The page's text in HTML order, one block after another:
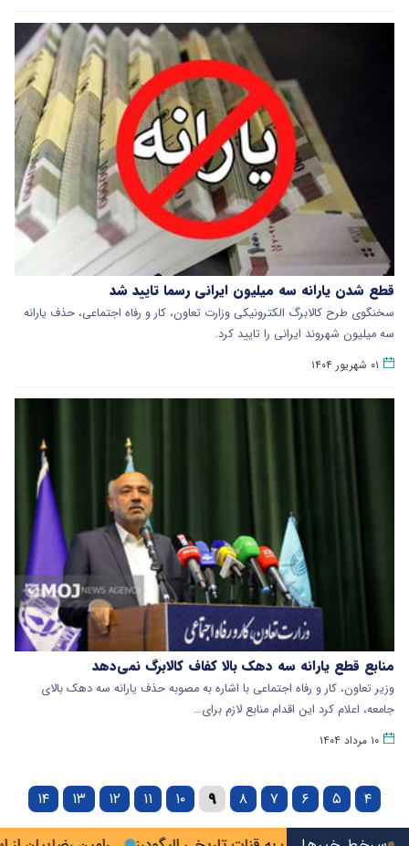
قطع شدن یارانه سه میلیون ایرانی رسما تایید شد
سخنگوی طرح کالابرگ الکترونیکی وزارت تعاون، کار و رفاه اجتماعی، حذف یارانه
سه میلیون شهروند ایرانی را تایید کرد.
۰۱ شهریور ۱۴۰۴
منابع قطع یارانه سه دهک بالا کفاف کالابرگ نمی‌دهد
وزیر تعاون، کار و رفاه اجتماعی با اشاره به مصوبه حذف یارانه سه دهک بالای
جامعه، اعلام کرد این اقدام منابع لازم برای…
۱۰ مرداد ۱۴۰۴
۴ ۵ ۶ ۷ ۸ ۹ ۱۰ ۱۱ ۱۲ ۱۳ ۱۴